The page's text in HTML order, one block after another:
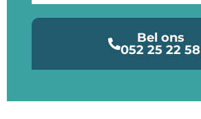
Bel ons
052 25 22 58